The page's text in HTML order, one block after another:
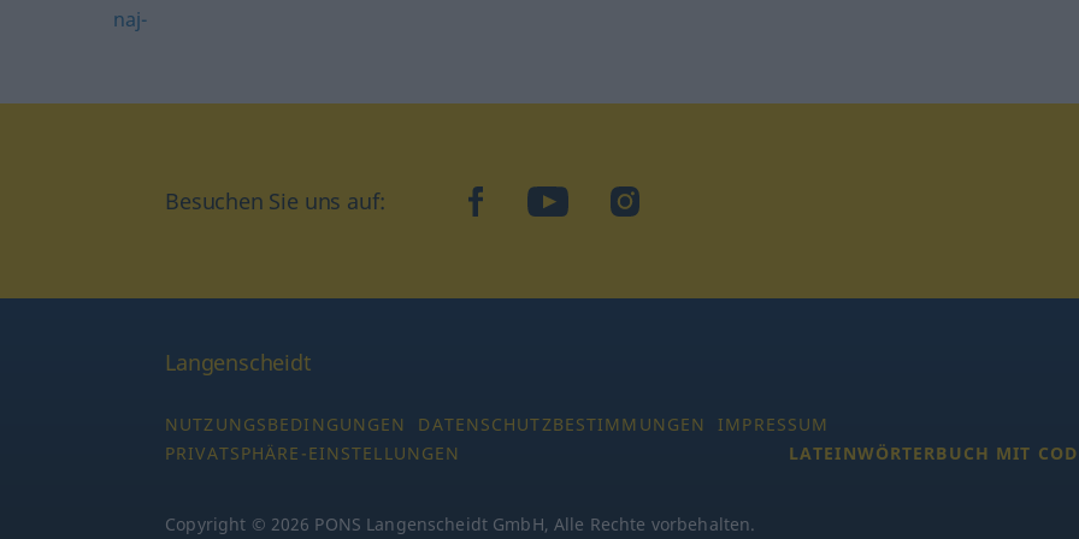
naj-
Besuchen Sie uns auf: facebookYouTubeInstagram
Langenscheidt
NUTZUNGSBEDINGUNGEN DATENSCHUTZBESTIMMUNGEN
IMPRESSUM
PRIVATSPHÄRE-EINSTELLUNGEN
LATEINWÖRTERBUCH MIT
Copyright © 2026 PONS Langenscheidt GmbH, Alle Rechte vorbehalten.